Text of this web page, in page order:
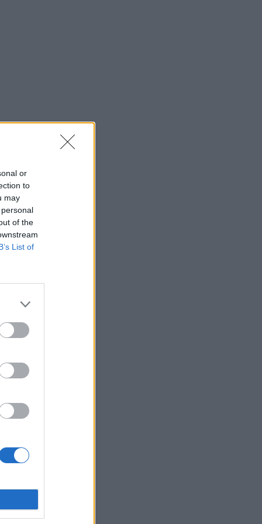
or
to
may
of the
List of